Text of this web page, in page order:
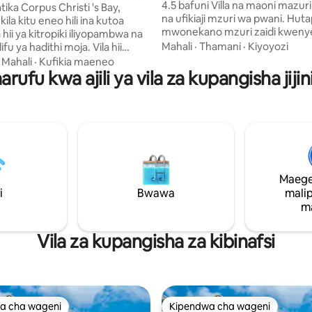
Corpus Christi 's Bay,
kitu eneo hili ina kutoa
hii ya kitropiki iliyopambwa na
ya hadithi moja. Vila hii
vitatu vya kulala, vyumba
vinavutia likizo ya
starehe ya hali ya juu. Kila
nzuri ya likizo. Ukiwa na nafasi
utapata faraja kabisa
kwenye risoti yako binafsi.
Mahali · Kufikia maeneo
4.5 bafuni Villa na maoni
na ufikiaji mzuri wa pwani.
mwonekano mzuri zaidi
hicho kuliko nyumba hii. Ukiwa
ghuba ya Meksiko, kwa
kwa ajili ya starehe yako, una
Mahali · Thamani · Kiyoyozi
kwa ajili ya vila za kupangisha
Bwawa
Vila za kupangisha za kibinafsi
cha wageni Kipendwa cha wageni